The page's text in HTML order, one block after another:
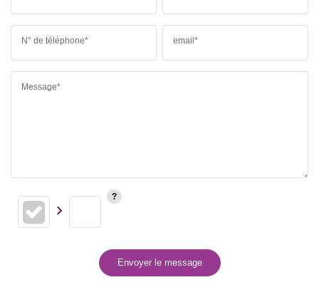
N° de téléphone* email*
Message*
Envoyer le message